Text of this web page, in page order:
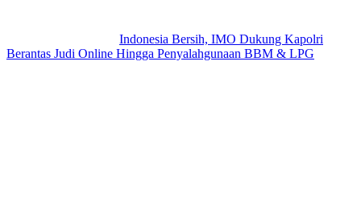
Indonesia Bersih, IMO Dukung Kapolri
Berantas Judi Online Hingga Penyalahgunaan BBM & LPG